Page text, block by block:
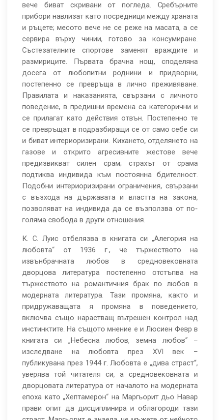
вече биват скривани от погледа. Сребърните
прибори навлизат като посредници между храната
и ръцете; месото вече не се реже на масата, а се
сервира върху чинии, готово за консумиране.
Състезателните спортове заменят враждите и
размириците. Първата брачна нощ, споделяна
досега от любопитни роднини и придворни,
постепенно се превръща в лично преживяване.
Правилата и наказанията, свързани с личното
поведение, в предишни времена са категорични и
се прилагат като действия отвън. Постепенно те
се превръщат в подразбиращи се от само себе си
и биват интериоризирани. Кихането, отделянето на
газове и открито агресивните жестове вече
предизвикват силен срам; страхът от срама
подтиква индивида към постоянна бдителност.
Подобни интериоризирани ограничения, свързани
с възхода на държавата и властта на закона,
позволяват на индивида да се възползва от по-
голяма свобода в други отношения.
К. С. Луис отбелязва в книгата си „Алегория на
любовта“ от 1936 г., че тържеството на
извънбрачната любов в средновековната
дворцова литература постепенно отстъпва на
тържеството на романтичния брак по любов в
модерната литература. Тази промяна, както и
придружаващата я промяна в поведението,
включва също нарастващ вътрешен контрол над
инстинктите. На същото мнение е и Люсиен Февр в
книгата си „Небесна любов, земна любов“ –
изследване на любовта през XVI век –
публикувана през 1944 г. Любовта е „дива страст“,
уверява той читателя си, a средновековната и
дворцовата литература от началото на модерната
епоха като „Хептамерон“ на Маргьорит дьо Навар
прави опит да дисциплинира и облагороди тази